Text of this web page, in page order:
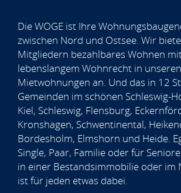
Die WOGE ist Ihre
zwischen Nord und Ostsee. Wir
Mitgliedern bezahlbares Wohnen
lebenslangem Wohnrecht in
Mietwohnungen an. Und das in 12
Gemeinden im schönen Schleswig-
Kiel, Schleswig, Flensburg,
Kronshagen, Schwentinental,
Bordesholm, Elmshorn und Heide.
Single, Paar, Familie oder für
in einer Bestandsimmobilie oder im
ist für jeden etwas dabei.